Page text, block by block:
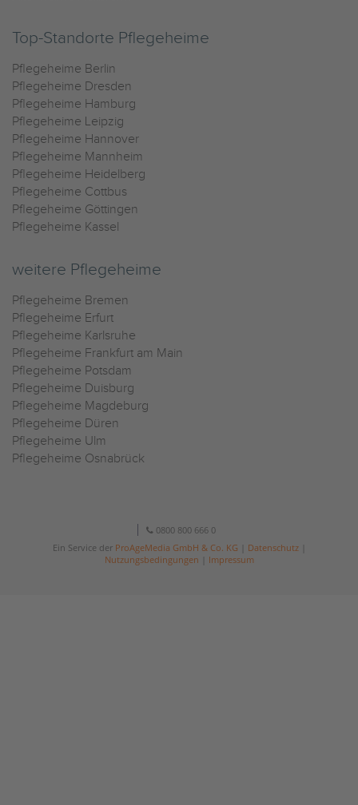
Top-Standorte Pflegeheime
Pflegeheime Berlin
Pflegeheime Dresden
Pflegeheime Hamburg
Pflegeheime Leipzig
Pflegeheime Hannover
Pflegeheime Mannheim
Pflegeheime Heidelberg
Pflegeheime Cottbus
Pflegeheime Göttingen
Pflegeheime Kassel
weitere Pflegeheime
Pflegeheime Bremen
Pflegeheime Erfurt
Pflegeheime Karlsruhe
Pflegeheime Frankfurt am Main
Pflegeheime Potsdam
Pflegeheime Duisburg
Pflegeheime Magdeburg
Pflegeheime Düren
Pflegeheime Ulm
Pflegeheime Osnabrück
0800 800 666 0
Ein Service der ProAgeMedia GmbH & Co. KG Datenschutz|
Nutzungsbedingungen
Impressum